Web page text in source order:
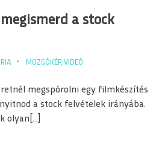
a stock
MOZGÓKÉP, VIDEÓ
megspórolni egy filmkészítés
a stock felvételek irányába.
olyan[…]